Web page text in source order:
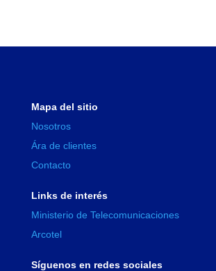
Mapa del sitio
Nosotros
Ára de clientes
Contacto
Links de interés
Ministerio de Telecomunicaciones
Arcotel
Síguenos en redes sociales